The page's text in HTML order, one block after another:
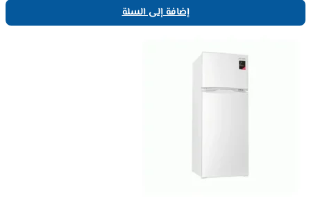
إضافة إلى السلة